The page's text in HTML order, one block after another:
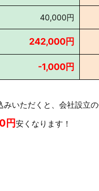
40,000円
242,000円
-1,000円
いただくと、会社設立
円安くなります！